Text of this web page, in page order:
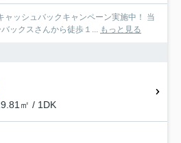
ャッシュバックキャンペーン実施中！ 当
ックスさんから徒歩１... もっと見る
㎡ / 1DK